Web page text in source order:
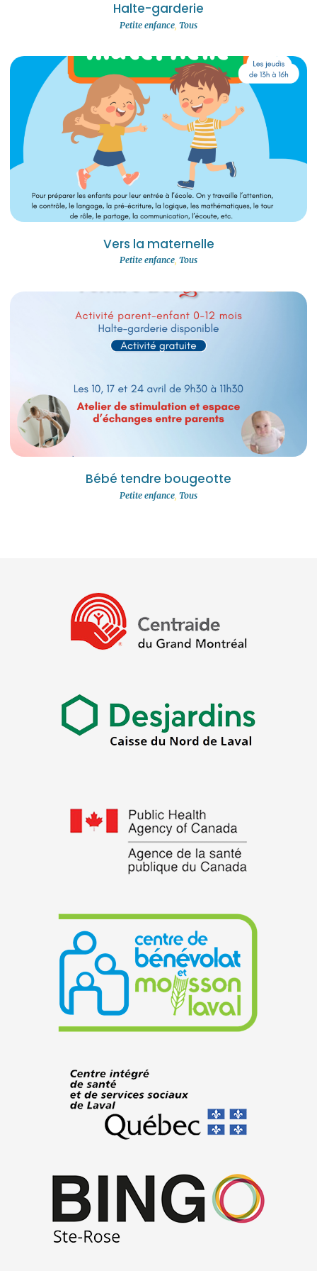
Halte-garderie
Petite enfance, Tous
Vers la maternelle
Petite enfance, Tous
Bébé tendre bougeotte
Petite enfance, Tous